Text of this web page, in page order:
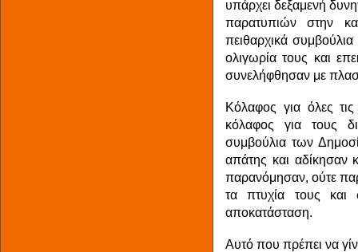
υπάρχει δεξαμενή
παρατυπιών στην
πειθαρχικά συμβούλια
ολιγωρία τους και
συνελήφθησαν με
Κόλαφος για όλες
κόλαφος για τους
συμβούλια των
απάτης και αδίκησαν
παρανόμησαν, ούτε
τα πτυχία τους και
αποκατάσταση.
Αυτό που πρέπει να